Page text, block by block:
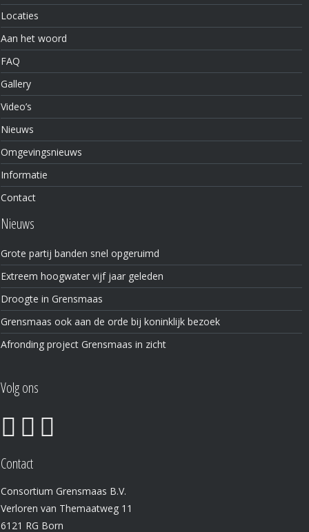
Locaties
Aan het woord
FAQ
Gallery
Video’s
Nieuws
Omgevingsnieuws
Informatie
Contact
Nieuws
Grote partij banden snel opgeruimd
Extreem hoogwater vijf jaar geleden
Droogte in Grensmaas
Grensmaas ook aan de orde bij koninklijk bezoek
Afronding project Grensmaas in zicht
Volg ons
Contact
Consortium Grensmaas B.V.
Verloren van Themaatweg 11
6121 RG Born